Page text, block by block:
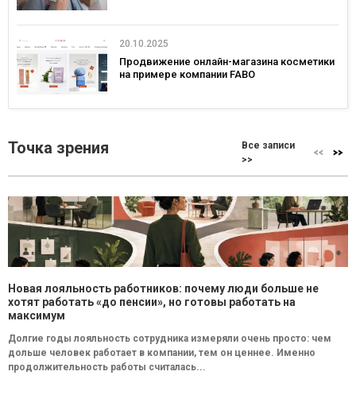
20.10.2025
Продвижение онлайн-магазина косметики
на примере компании FABO
Точка зрения
Все записи
>>
Новая лояльность работников: почему люди больше не
хотят работать «до пенсии», но готовы работать на
максимум
Долгие годы лояльность сотрудника измеряли очень просто: чем
дольше человек работает в компании, тем он ценнее. Именно
продолжительность работы считалась...